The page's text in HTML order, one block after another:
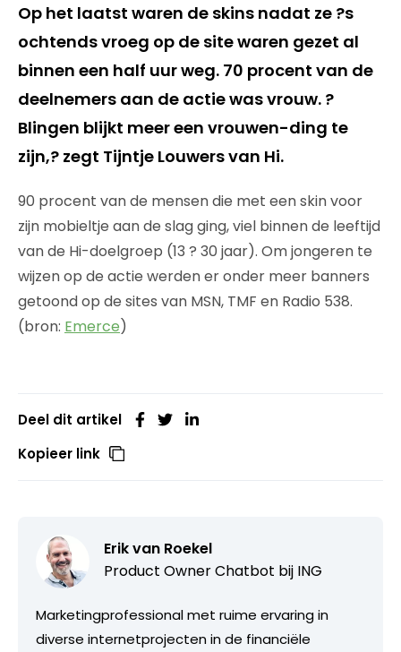
Op het laatst waren de skins nadat ze ?s
ochtends vroeg op de site waren gezet al
binnen een half uur weg. 70 procent van de
deelnemers aan de actie was vrouw. ?
Blingen blijkt meer een vrouwen-ding te
zijn,? zegt Tijntje Louwers van Hi.
90 procent van de mensen die met een skin voor
zijn mobieltje aan de slag ging, viel binnen de leeftijd
van de Hi-doelgroep (13 ? 30 jaar). Om jongeren te
wijzen op de actie werden er onder meer banners
getoond op de sites van MSN, TMF en Radio 538.
(bron: Emerce)
Deel dit artikel
Kopieer link
Erik van Roekel
Product Owner Chatbot bij ING
Marketingprofessional met ruime ervaring in
diverse internetprojecten in de financiële